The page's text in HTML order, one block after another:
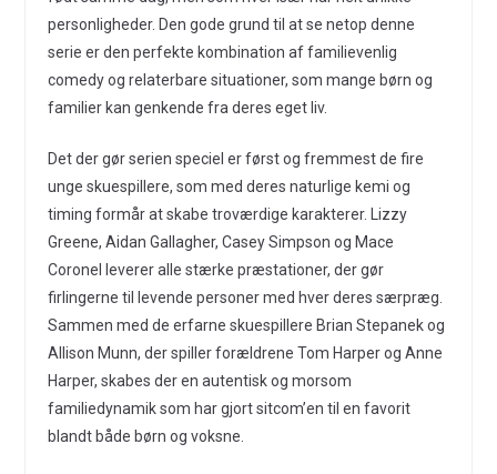
personligheder. Den gode grund til at se netop denne
serie er den perfekte kombination af familievenlig
comedy og relaterbare situationer, som mange børn og
familier kan genkende fra deres eget liv.
Det der gør serien speciel er først og fremmest de fire
unge skuespillere, som med deres naturlige kemi og
timing formår at skabe troværdige karakterer. Lizzy
Greene, Aidan Gallagher, Casey Simpson og Mace
Coronel leverer alle stærke præstationer, der gør
firlingerne til levende personer med hver deres særpræg.
Sammen med de erfarne skuespillere Brian Stepanek og
Allison Munn, der spiller forældrene Tom Harper og Anne
Harper, skabes der en autentisk og morsom
familiedynamik som har gjort sitcom’en til en favorit
blandt både børn og voksne.